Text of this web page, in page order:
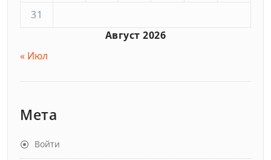
Август 2026
31
« Июл
Мета
Войти